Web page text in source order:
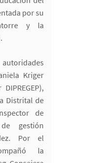
por su
y la
Kriger
Distrital de
de
de gestión
Por el
la